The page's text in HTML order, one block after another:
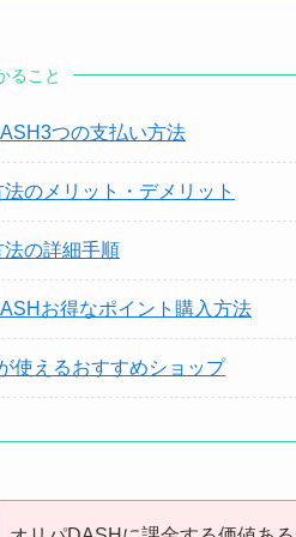
ること
つの支払い方法
のメリット・デメリット
法の詳細手順
お得なポイント購入方法
使えるおすすめショップ